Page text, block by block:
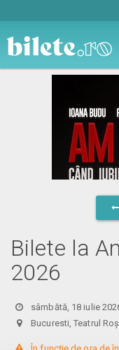
Bilete la
2026
sâmbătă, 18 iulie
Bucuresti, Teatrul